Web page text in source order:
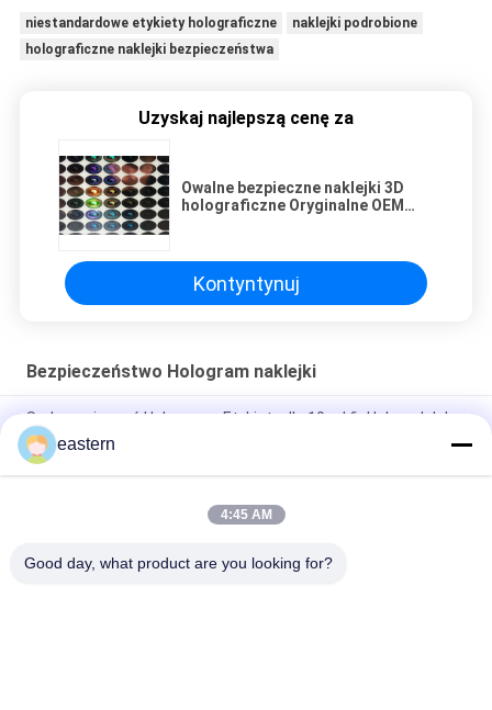
niestandardowe etykiety holograficzne
naklejki podrobione
holograficzne naklejki bezpieczeństwa
Uzyskaj najlepszą cenę za
Owalne bezpieczne naklejki 3D
holograficzne Oryginalne OEM
Kontyntynuj
Bezpieczeństwo Hologram naklejki
Srebrny pieczęć Hologramy Etykiety dla 10 ml fiol lub pudełek
Pet Seal Niestandardowe etykiety holograficzne dla
zwiększonej uwierzytelniania produktu
Trwałe naklejki zabezpieczające naklejki holograficzne
eastern
4:45 AM
Good day, what product are you looking for?